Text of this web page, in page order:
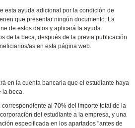
esta ayuda adicional por la condición de
que presentar ningún documento. La
de estos datos y aplicará la ayuda
de la beca, después de la previa publicación
as en esta página web.
en la cuenta bancaria que el estudiante haya
la beca.
, correspondiente al 70% del importe total de la
del estudiante a la empresa, y una
especificada en los apartados "antes de